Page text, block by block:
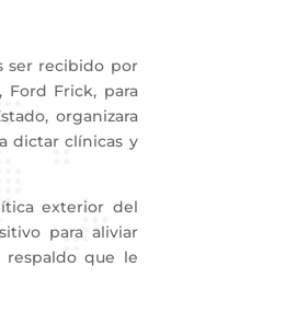
ser recibido por
Ford Frick, para
organizara
dictar clínicas y
exterior del
para aliviar
respaldo que le